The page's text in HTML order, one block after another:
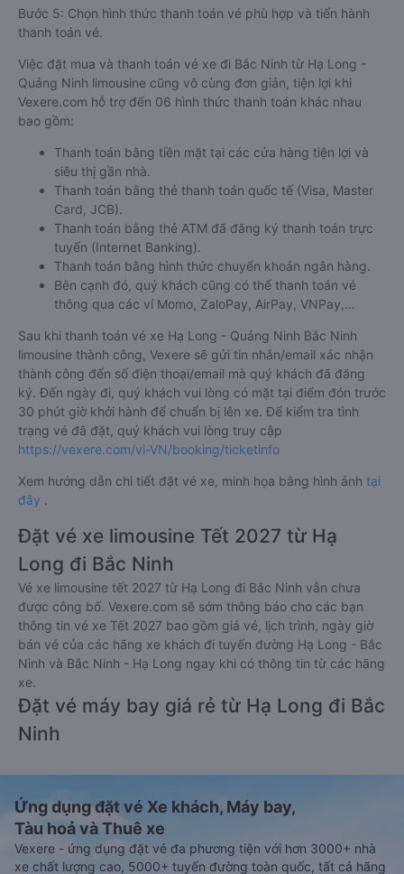
Bước 4: Chọn vị trí/giường ghế, điểm đón, điểm trả và nhập
thông tin hành khách khi đặt mua vé xe limousine đi Hạ Long -
Bước 5: Chọn hình thức thanh toán vé phù hợp và tiến hành
thanh toán vé.
Việc đặt mua và thanh toán vé xe đi Bắc Ninh từ Hạ Long -
Quảng Ninh limousine cũng vô cùng đơn giản, tiện lợi khi
Vexere.com hỗ trợ đến 06 hình thức thanh toán khác nhau
bao gồm:
Thanh toán bằng tiền mặt tại các cửa hàng tiện lợi và
siêu thị gần nhà.
Thanh toán bằng thẻ thanh toán quốc tế (Visa, Master
Card, JCB).
Thanh toán bằng thẻ ATM đã đăng ký thanh toán trực
tuyến (Internet Banking).
Thanh toán bằng hình thức chuyển khoản ngân hàng.
Bên cạnh đó, quý khách cũng có thể thanh toán vé
thông qua các ví Momo, ZaloPay, AirPay, VNPay,…
Sau khi thanh toán vé xe Hạ Long - Quảng Ninh Bắc Ninh
limousine thành công, Vexere sẽ gửi tin nhắn/email xác nhận
thành công đến số điện thoại/email mà quý khách đã đăng
ký. Đến ngày đi, quý khách vui lòng có mặt tại điểm đón trước
30 phút giờ khởi hành để chuẩn bị lên xe. Để kiểm tra tình
trạng vé đã đặt, quý khách vui lòng truy cập
Xem hướng dẫn chi tiết đặt vé xe, minh họa bằng hình ảnh
đây.
Đặt vé xe limousine Tết 2027 từ Hạ
Long đi Bắc Ninh
Vé xe limousine tết 2027 từ Hạ Long đi Bắc Ninh vẫn chưa
được công bố. Vexere.com sẽ sớm thông báo cho các bạn
thông tin vé xe Tết 2027 bao gồm giá vé, lịch trình, ngày giờ
bán vé của các hãng xe khách đi tuyến đường Hạ Long - Bắc
Ninh và Bắc Ninh - Hạ Long ngay khi có thông tin từ các hãng
Đặt vé máy bay giá rẻ từ Hạ Long đi Bắc
Ninh